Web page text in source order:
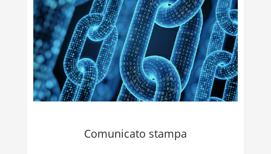
Comunicato stampa